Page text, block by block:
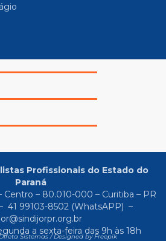
Profissionais do Estado do
Paraná
Centro – 80.010-000 – Curitiba – PR
41 99103-8502(WhatsAPP) –
a sexta-feira das 9h às 18h
Sistemas /Designed by Freepik